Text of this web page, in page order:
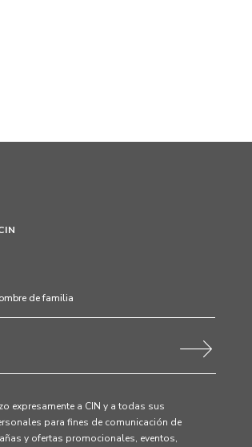
expresamente a CIN y a todas sus
para fines de comunicación de
y ofertas promocionales, eventos,